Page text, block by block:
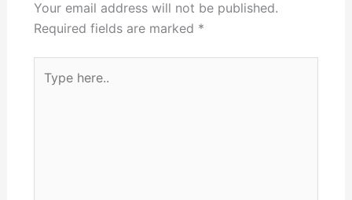
Your email address will not be published.
Required fields are marked *
here..